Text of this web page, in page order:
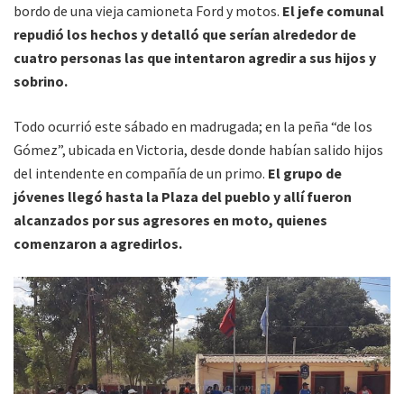
bordo de una vieja camioneta Ford y motos. El jefe comunal
repudió los hechos y detalló que serían alrededor de
cuatro personas las que intentaron agredir a sus hijos y
sobrino.
Todo ocurrió este sábado en madrugada; en la peña “de los
Gómez”, ubicada en Victoria, desde donde habían salido hijos
del intendente en compañía de un primo. El grupo de
jóvenes llegó hasta la Plaza del pueblo y allí fueron
alcanzados por sus agresores en moto, quienes
comenzaron a agredirlos.